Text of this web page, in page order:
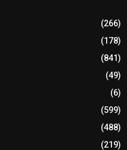
(266)
(178)
(841)
(49)
(6)
(599)
(488)
(219)